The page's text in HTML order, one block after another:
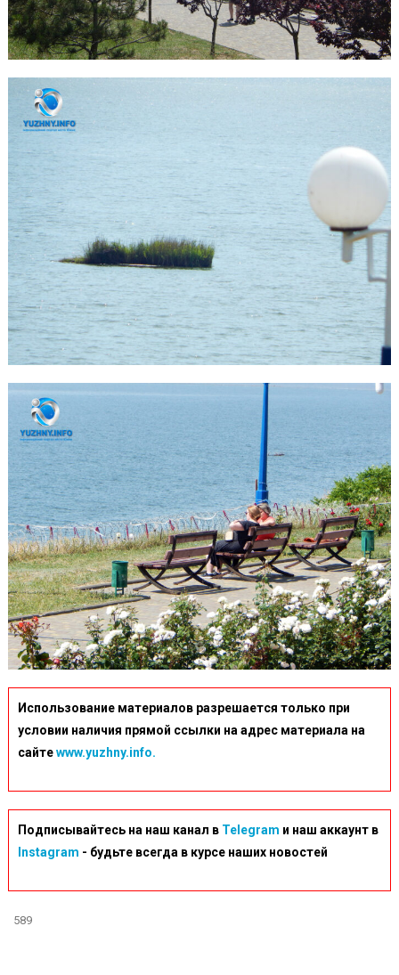
Использование материалов разрешается только при
условии наличия прямой ссылки на адрес материала на
сайтеwww.yuzhny.info.
Подписывайтесь на наш канал в Telegram и наш аккаунт в
Instagram - будьте всегда в курсе наших новостей
589